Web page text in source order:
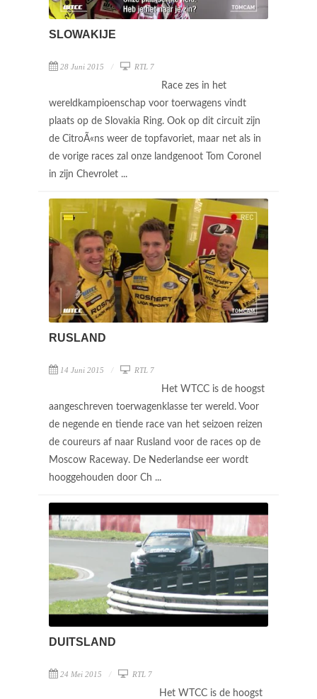
SLOWAKIJE
28 Juni 2015 RTL 7
Race zes in het
wereldkampioenschap voor toerwagens vindt
plaats op de Slovakia Ring. Ook op dit circuit zijn
de CitroÃ«ns weer de topfavoriet, maar net als in
de vorige races zal onze landgenoot Tom Coronel
in zijn Chevrolet ...
RUSLAND
14 Juni 2015 RTL 7
Het WTCC is de hoogst
aangeschreven toerwagenklasse ter wereld. Voor
de negende en tiende race van het seizoen reizen
de coureurs af naar Rusland voor de races op de
Moscow Raceway. De Nederlandse eer wordt
hooggehouden door Ch ...
DUITSLAND
24 Mei 2015 RTL 7
Het WTCC is de hoogst